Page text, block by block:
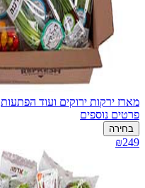
מארז ירקות ירוקים ועוד הפתעות
פרטים נוספים
בחירה
₪249